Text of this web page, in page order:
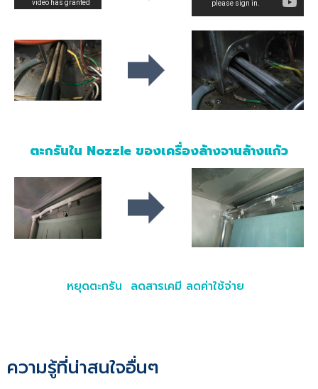
ตะกรันใน Nozzle ของเครื่องล้างจานล้างแก้ว
หยุดตะกรัน ลดสารเคมี ลดค่าใช้จ่าย
ความรู้ที่น่าสนใจอื่นๆ